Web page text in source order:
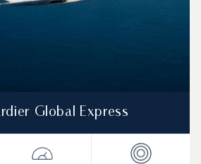
Global Express